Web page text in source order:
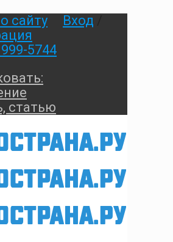
сайту Вход
5744
статью